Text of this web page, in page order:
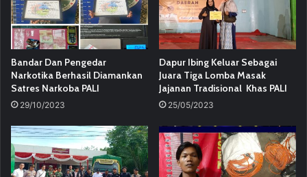
Bandar Dan Pengedar
Narkotika Berhasil Diamankan
Satres Narkoba PALI
29/10/2023
Dapur Ibing Keluar Sebagai
Juara Tiga Lomba Masak
Jajanan Tradisional Khas PALI
25/05/2023